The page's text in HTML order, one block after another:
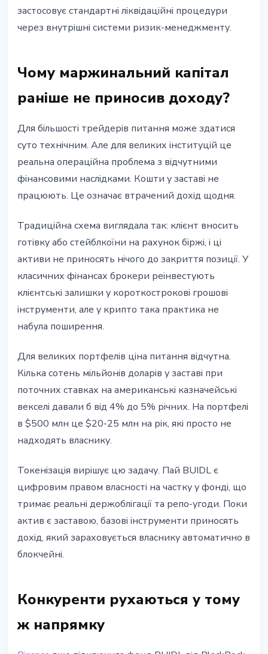
застосовує стандартні ліквідаційні процедури
через внутрішні системи ризик-менеджменту.
Чому маржинальний капітал
раніше не приносив доходу?
Для більшості трейдерів питання може здатися
суто технічним. Але для великих інституцій це
реальна операційна проблема з відчутними
фінансовими наслідками. Кошти у заставі не
працюють. Це означає втрачений дохід щодня.
Традиційна схема виглядала так: клієнт вносить
готівку або стейблкоїни на рахунок біржі, і ці
активи не приносять нічого до закриття позиції. У
класичних фінансах брокери реінвестують
клієнтські залишки у короткострокові грошові
інструменти, але у крипто така практика не
набула поширення.
Для великих портфелів ціна питання відчутна.
Кілька сотень мільйонів доларів у заставі при
поточних ставках на американські казначейські
векселі давали б від 4% до 5% річних. На портфелі
в $500 млн це $20-25 млн на рік, які просто не
надходять власнику.
Токенізація вирішує цю задачу. Пай BUIDL є
цифровим правом власності на частку у фонді, що
тримає реальні держоблігації та репо-угоди. Поки
актив є заставою, базові інструменти приносять
дохід, який зараховується власнику автоматично в
блокчейні.
Конкуренти рухаються у тому
ж напрямку